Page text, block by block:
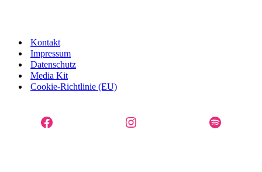
Kontakt
Impressum
Datenschutz
Media Kit
Cookie-Richtlinie (EU)
Facebook Instagram Spotify